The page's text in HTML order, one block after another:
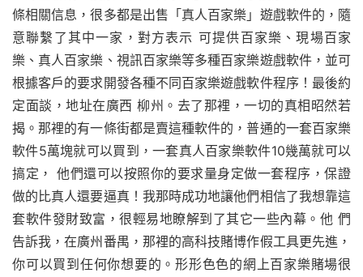
條相關信息，很多都是出售「真人百家樂」遊戲軟件的，隨
意聯繫了其中一家，對方表示 可提供百家樂、現場百家
樂、真人百家樂、視訊百家樂等多種百家樂遊戲軟件，並可
根據客戶的要求開發各種不同百家樂遊戲軟件程序！最後約
定面談，地址在廣西 柳州。去了那裡，一切的真相昭然若
揭。那裡的有一條街都是賣這種軟件的，普通的一套百家樂
軟件5萬塊就可以買到，一套真人百家樂軟件10幾萬就可以
搞定， 他們還可以按照你的要求量身定做一套程序，保證
做的比真人還要逼真！我那時成功地讓他們相信了我想靠這
套軟件發財致富，很輕易地瞭解到了其它一些內幕。他 們
告訴我，在廣州番禺，那裡的高科技賭博作假工具更先進，
你可以買到任何你想要的。形形色色的網上百家樂賭場很